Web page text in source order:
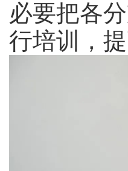
必要把各
行培训，